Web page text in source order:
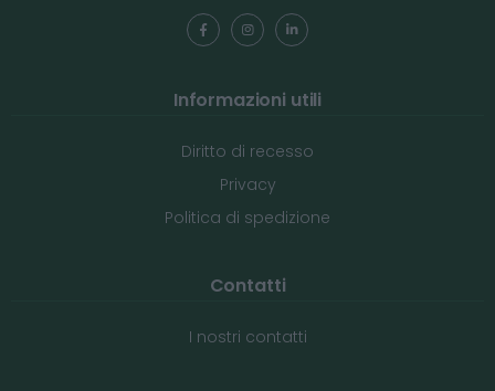
Informazioni utili
Diritto di recesso
Privacy
Politica di spedizione
Contatti
I nostri contatti